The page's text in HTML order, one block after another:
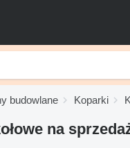
budowlane Koparki
na